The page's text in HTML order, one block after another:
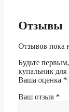
Отзывы
Отзывов пока
Будьте
купальник
Ваша оценка *
Ваш отзыв *